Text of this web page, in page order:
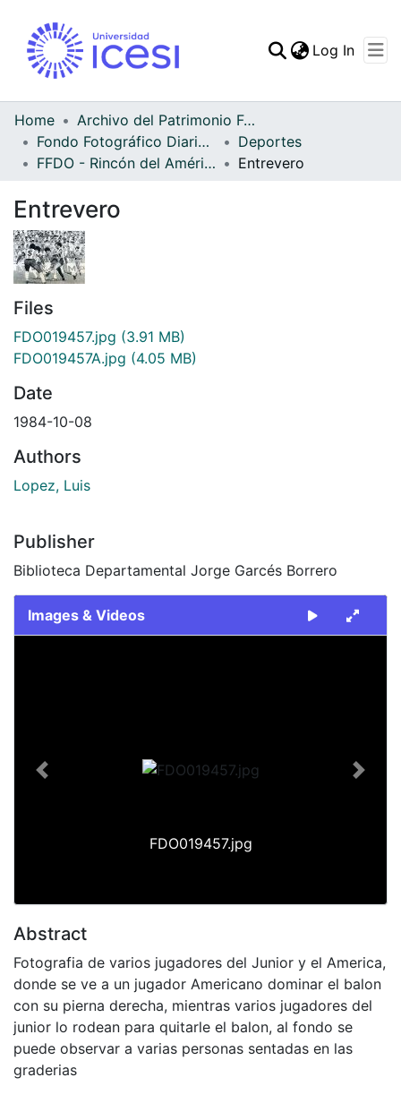
Statistics
Log In
Home
Archivo del Patrimonio Fotográfico y Fílmico del Valle del Cauca
Fondo Fotográfico Diario Occidente
Deportes
FFDO - Rincón del América - Patrimonial
Entrevero
Entrevero
Files
FDO019457.jpg (3.91 MB)
FDO019457A.jpg (4.05 MB)
Date
1984-10-08
Authors
Lopez, Luis
Publisher
Biblioteca Departamental Jorge Garcés Borrero
Images & Videos
FDO019457.jpg
Previous Next
Abstract
Fotografia de varios jugadores del Junior y el America,
donde se ve a un jugador Americano dominar el balon
con su pierna derecha, mientras varios jugadores del
junior lo rodean para quitarle el balon, al fondo se
puede observar a varias personas sentadas en las
graderias